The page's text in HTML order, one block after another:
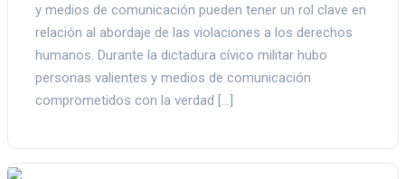
y medios de comunicación pueden tener un rol clave en
relación al abordaje de las violaciones a los derechos
humanos. Durante la dictadura cívico militar hubo
personas valientes y medios de comunicación
comprometidos con la verdad […]